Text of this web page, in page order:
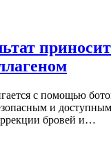
с помощью
и
бровей и…